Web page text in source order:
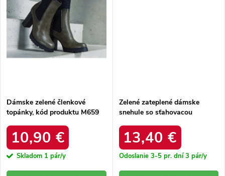
Dámske zelené členkové
topánky, kód produktu M659
10,90 €
Skladom 1 pár/y
Zelené zateplené dámske
snehule so sťahovacou
13,40 €
Odoslanie 3-5 pr. dní3 pár/y